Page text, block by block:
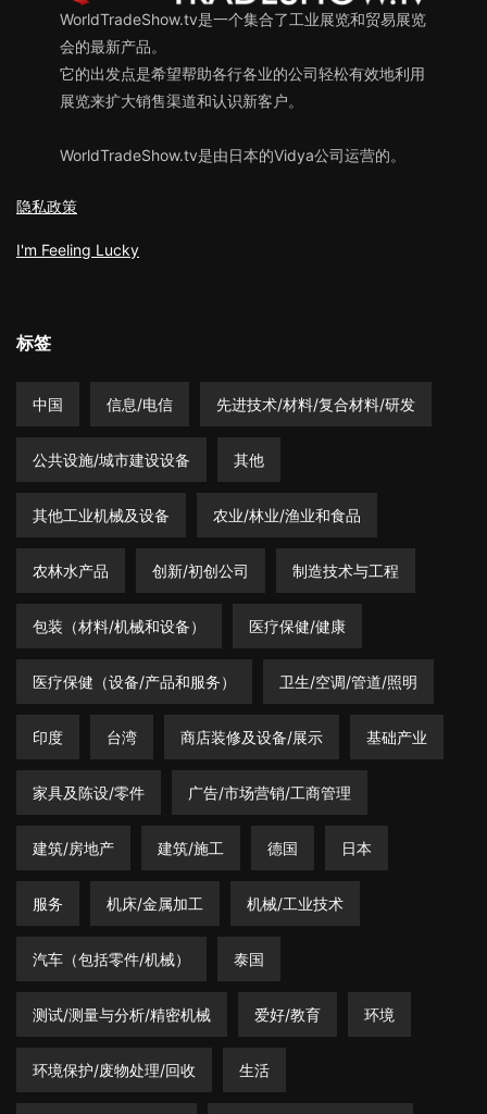
WorldTradeShow.tv是一个集合了工业展览和贸易展览
会的最新产品。
它的出发点是希望帮助各行各业的公司轻松有效地利用
展览来扩大销售渠道和认识新客户。
WorldTradeShow.tv是由日本的Vidya公司运营的。
隐私政策
I'm Feeling Lucky
标签
中国 信息/电信 先进技术/材料/复合材料/研发
公共设施/城市建设设备 其他
其他工业机械及设备 农业/林业/渔业和食品
农林水产品 创新/初创公司 制造技术与工程
包装（材料/机械和设备） 医疗保健/健康
医疗保健（设备/产品和服务） 卫生/空调/管道/照明
印度 台湾 商店装修及设备/展示 基础产业
家具及陈设/零件 广告/市场营销/工商管理
建筑/房地产 建筑/施工 德国 日本
服务 机床/金属加工 机械/工业技术
汽车（包括零件/机械） 泰国
测试/测量与分析/精密机械 爱好/教育 环境
环境保护/废物处理/回收 生活